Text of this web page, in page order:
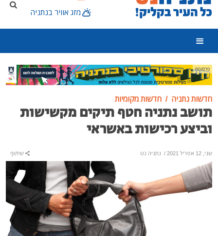
מזג אוויר בנתניה
פרסומת
חדשות נתניה חדשות מקומיות
תושב נתניה חטף תיקים מקשישות
וביצע רכישות באשראי
שני, 12 אפריל 2021 / נתניה נט שיתוף